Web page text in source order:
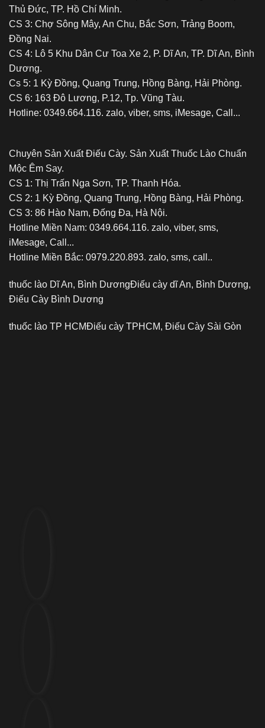
Thủ Đức, TP. Hồ Chí Minh.
CS 3: Chợ Sông Mây, An Chu, Bắc Sơn, Trảng Boom,
Đồng Nai.
CS 4: Lô 5 Khu Dân Cư Toa Xe 2, P. Dĩ An, TP. Dĩ An, Bình
Dương.
Cs 5: 1 Kỳ Đồng, Quang Trung, Hồng Bàng, Hải Phòng.
CS 6: 163 Đô Lương, P.12, Tp. Vũng Tàu.
Hotline: 0349.664.116. zalo, viber, sms, iMesage, Call...
Chuyên Sản Xuất Điếu Cày. Sản Xuất Thuốc Lào Chuẩn
Mộc Êm Say.
CS 1: Thị Trấn Nga Sơn, TP. Thanh Hóa.
CS 2: 1 Kỳ Đồng, Quang Trung, Hồng Bàng, Hải Phòng.
CS 3: 86 Hào Nam, Đống Đa, Hà Nội.
Hotline Miền Nam: 0349.664.116. zalo, viber, sms,
iMesage, Call...
Hotline Miền Bắc: 0979.220.893. zalo, sms, call..
thuốc lào Dĩ An, Bình DươngĐiếu cày dĩ An, Bình Dương,
Điếu Cày Bình Dương
thuốc lào TP HCMĐiếu cày TPHCM, Điếu Cày Sài Gòn